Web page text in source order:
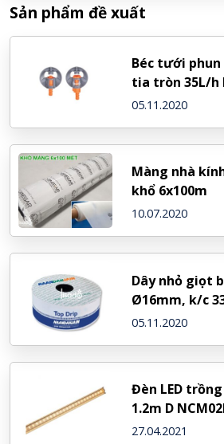
Sản phẩm đề xuất
Béc tưới
tia tròn 35L/h
(Israel)
05.11.2020
Màng nhà
khổ 6x100m
10.07.2020
Dây nhỏ giọt
Ø16mm, k/c
– NDJ (Israel)
05.11.2020
Đèn LED
1.2m D
thọ 20000 giờ
27.04.2021